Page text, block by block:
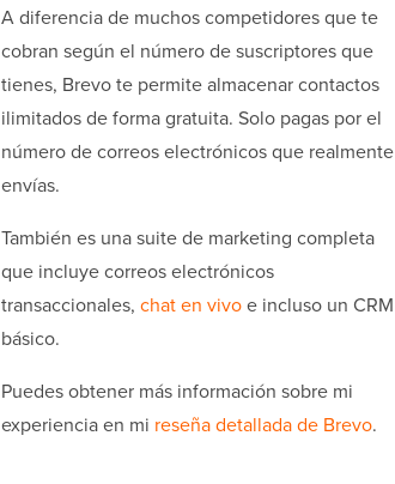
A diferencia de muchos competidores que te
cobran según el número de suscriptores que
tienes, Brevo te permite almacenar contactos
ilimitados de forma gratuita. Solo pagas por el
número de correos electrónicos que realmente
envías.
También es una suite de marketing completa
que incluye correos electrónicos
transaccionales, chat en vivoe incluso un CRM
básico.
Puedes obtener más información sobre mi
experiencia en mi reseña detallada de Brevo.